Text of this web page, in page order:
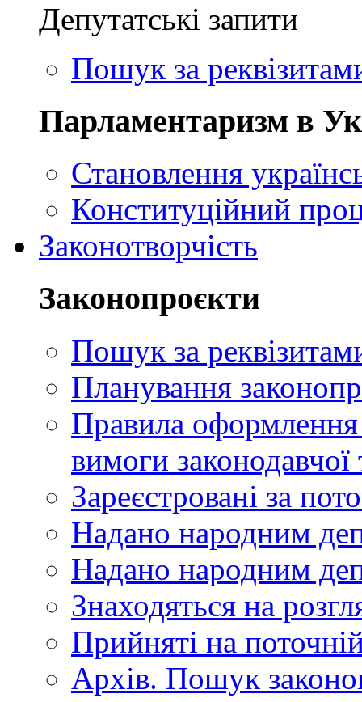
Депутатські запити
Пошук за
Парламентаризм в
Становлення
Конституційний
Законотворчість
Законопроєкти
Пошук за
Планування
Правила оформлення
вимоги законодавчої
Зареєстровані за
Надано народним
Надано народним
Знаходяться на
Прийняті на поточній
Архів. Пошук